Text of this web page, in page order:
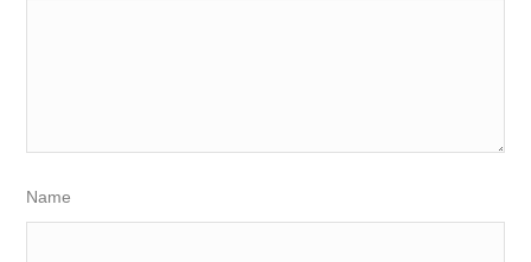
Name